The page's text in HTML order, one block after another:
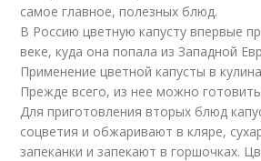
самое главное, полезных блюд.
В Россию цветную капусту впервые
веке, куда она попала из Западной
Применение цветной капусты в
Прежде всего, из нее можно
Для приготовления вторых блюд
соцветия и обжаривают в кляре,
запеканки и запекают в горшочках.